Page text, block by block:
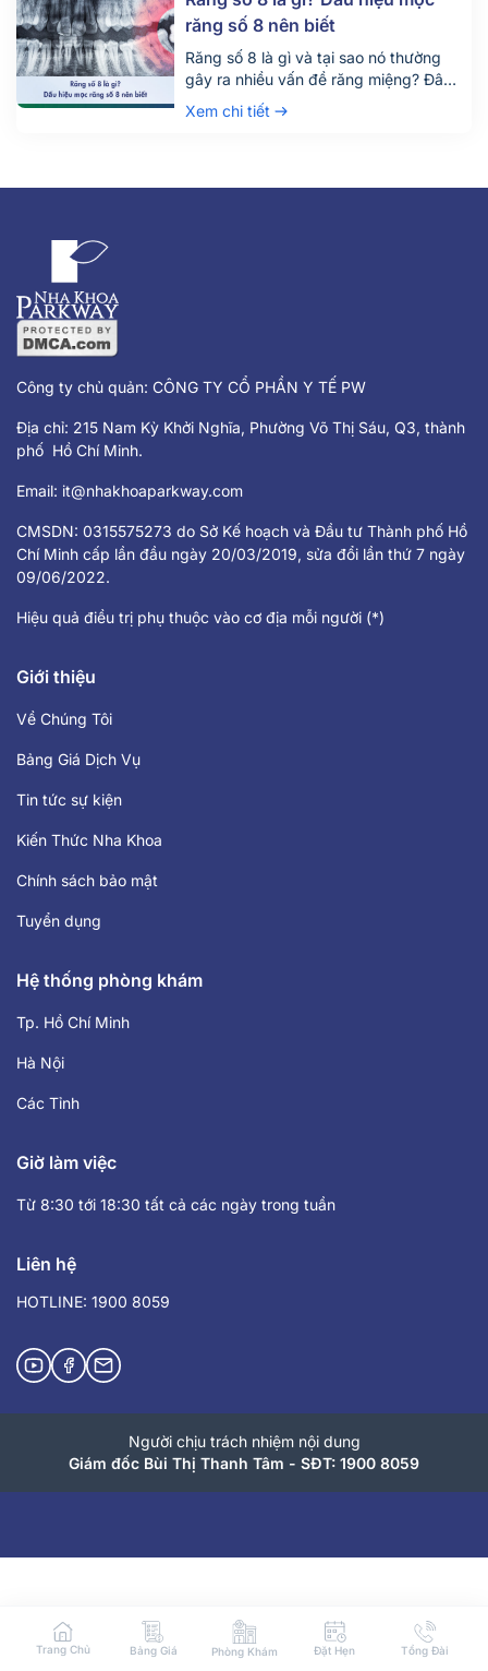
[…]
răng số 8 nên biết
Răng số 8 là gì và tại sao nó thường
gây ra nhiều vấn đề răng miệng? Đây
là câu hỏi được rất nhiều người quan
tâm, đặc biệt là những ai đang bước
mọc cuối cùng trên cung hàm và
Xem chi tiết
Công ty chủ quản: CÔNG TY CỔ PHẦN Y TẾ PW
Địa chỉ: 215 Nam Kỳ Khởi Nghĩa, Phường Võ Thị Sáu, Q3, thành
phố Hồ Chí Minh.
Email: it@nhakhoaparkway.com
CMSDN: 0315575273 do Sở Kế hoạch và Đầu tư Thành phố Hồ
Chí Minh cấp lần đầu ngày 20/03/2019, sửa đổi lần thứ 7 ngày
09/06/2022.
Hiệu quả điều trị phụ thuộc vào cơ địa mỗi người (*)
Giới thiệu
Về Chúng Tôi
Bảng Giá Dịch Vụ
Tin tức sự kiện
Kiến Thức Nha Khoa
Chính sách bảo mật
Tuyển dụng
Hệ thống phòng khám
Tp. Hồ Chí Minh
Hà Nội
Các Tỉnh
Giờ làm việc
Từ 8:30 tới 18:30 tất cả các ngày trong tuần
Liên hệ
HOTLINE: 1900 8059
Người chịu trách nhiệm nội dung
Giám đốc Bùi Thị Thanh Tâm - SĐT: 1900 8059
Trang Chủ Bảng Giá Phòng Khám Đặt Hẹn Tổng Đài